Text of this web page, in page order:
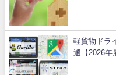
軽貨物ドラ
選【2026年